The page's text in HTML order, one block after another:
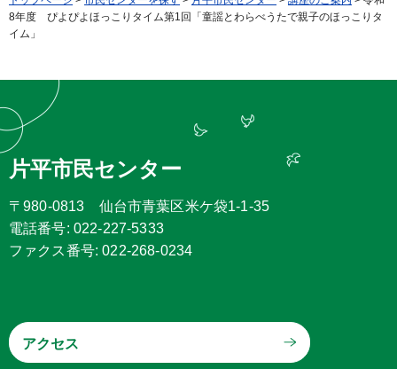
8年度 ぴよぴよほっこりタイム第1回「童謡とわらべうたで親子のほっこりタ
イム」
片平市民センター
〒980-0813 仙台市青葉区米ケ袋1-1-35
電話番号: 022-227-5333
ファクス番号: 022-268-0234
アクセス